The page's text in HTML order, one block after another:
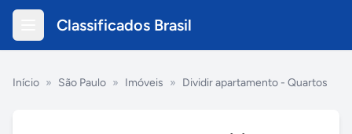
Classificados Brasil
Início » São Paulo » Imóveis » Dividir apartamento - Quartos